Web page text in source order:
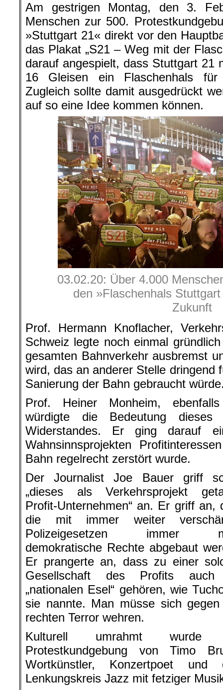
Am gestrigen Montag, den 3.
Menschen zur 500.
»Stuttgart 21« direkt vor den
das Plakat „S21 – Weg mit der
darauf angespielt, dass Stuttgart 21
16 Gleisen ein Flaschenhals
Zugleich sollte damit ausgedrückt
auf so eine Idee kommen können.
03.02.20: Über 4.000
den »Flaschenhals
Zukunft
Prof. Hermann Knoflacher,
Schweiz legte noch einmal
gesamten Bahnverkehr ausbremst
wird, das an anderer Stelle dringend
Sanierung der Bahn gebraucht
Prof. Heiner Monheim, ebenfalls
würdigte die Bedeutung dieses
Widerstandes. Er ging darauf
Wahnsinnsprojekten
Bahn regelrecht zerstört wurde.
Der Journalist Joe Bauer griff
„dieses als Verkehrsprojekt
Profit-Unternehmen“ an. Er griff an,
die mit immer weiter
Polizeigesetzen immer
demokratische Rechte abgebaut
Er prangerte an, dass zu einer
Gesellschaft des Profits
„nationalen Esel“ gehören, wie
sie nannte. Man müsse sich
rechten Terror wehren.
Kulturell umrahmt wurde
Protestkundgebung von Timo
Wortkünstler, Konzertpoet und
Lenkungskreis Jazz mit fetziger